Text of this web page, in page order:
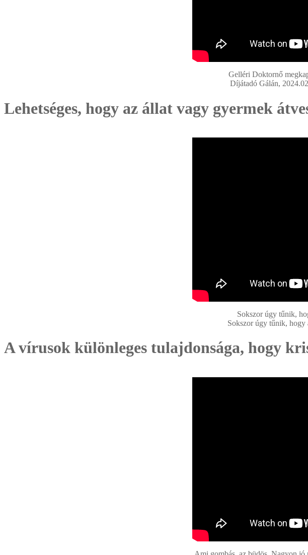
Gelléri Doktornő
Díjátadó Gálán,
Lehetséges, hogy az állat vagy gyermek
Sokszor úgy tűnik,
Sokszor úgy tűnik, hogy
A vírusok különleges tulajdonsága, hogy